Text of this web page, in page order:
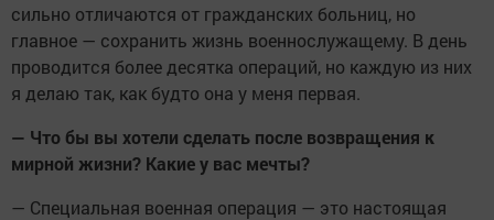
сильно отличаются от гражданских больниц, но
главное — сохранить жизнь военнослужащему. В день
проводится более десятка операций, но каждую из них
я делаю так, как будто она у меня первая.
— Что бы вы хотели сделать после возвращения к
мирной жизни? Какие у вас мечты?
— Специальная военная операция — это настоящая